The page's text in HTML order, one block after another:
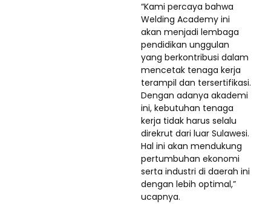
“Kami percaya bahwa
Welding Academy ini
akan menjadi lembaga
pendidikan unggulan
yang berkontribusi dalam
mencetak tenaga kerja
terampil dan tersertifikasi.
Dengan adanya akademi
ini, kebutuhan tenaga
kerja tidak harus selalu
direkrut dari luar Sulawesi.
Hal ini akan mendukung
pertumbuhan ekonomi
serta industri di daerah ini
dengan lebih optimal,”
ucapnya.